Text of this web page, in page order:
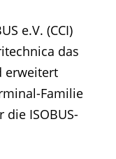
e.V. (CCI)
das
erweitert
Familie
ISOBUS-